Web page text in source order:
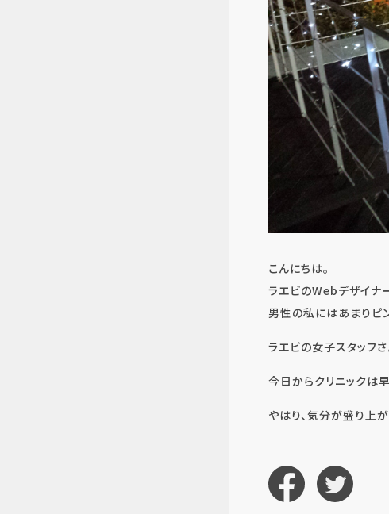
こんにちは。
ラエビのWebデザイナ
男性の私にはあまりピ
ラエビの女子スタッフ
今日からクリニックは
やはり、気分が盛り上が